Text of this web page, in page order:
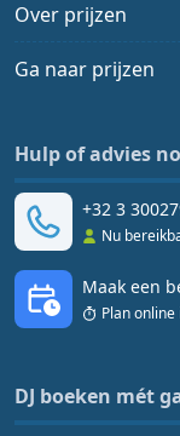
Over prijzen
Ga naar prijzen
Hulp of advies
+32 3
Nu
Maak een
Plan online
DJ boeken mét